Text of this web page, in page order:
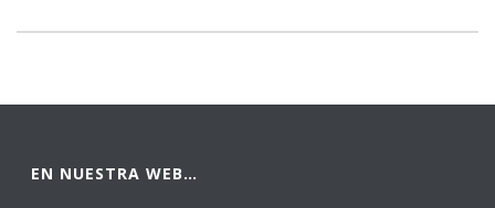
EN NUESTRA WEB…